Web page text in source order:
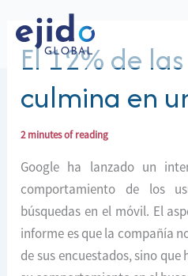
contenido
El 12% de
culmina en
2 minutes of reading
Google ha lanzado un
comportamiento de los
búsquedas en el móvil. El
informe es que la compañía
de sus encuestados, sino